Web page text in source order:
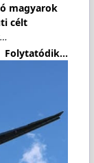
magyarok
célt
Folytatódik...